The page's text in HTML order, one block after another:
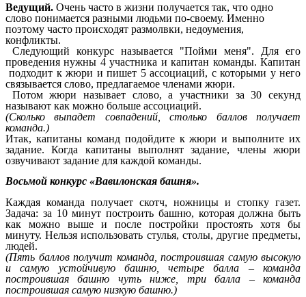
Ведущий. Очень часто в жизни получается так, что одно
слово понимается разными людьми по-своему. Именно
поэтому часто происходят размолвки, недоумения,
конфликты.
Следующий конкурс называется "Пойми меня". Для его
проведения нужны 4 участника и капитан команды. Капитан
подходит к жюри и пишет 5 ассоциаций, с которыми у него
связывается слово, предлагаемое членами жюри.
Потом жюри называет слово, а участники за 30 секунд
называют как можно больше ассоциаций.
(Сколько выпадет совпадений, столько баллов получает
команда.)
Итак, капитаны команд подойдите к жюри и выполните их
задание. Когда капитаны выполнят задание, члены жюри
озвучивают задание для каждой команды.
Восьмой конкурс «Вавилонская башня».
Каждая команда получает скотч, ножницы и стопку газет.
Задача: за 10 минут построить башню, которая должна быть
как можно выше и после постройки простоять хотя бы
минуту. Нельзя использовать стулья, столы, другие предметы,
людей.
(Пять баллов получит команда, построившая самую высокую
и самую устойчивую башню, четыре балла – команда
построившая башню чуть ниже, три балла – команда
построившая самую низкую башню.)